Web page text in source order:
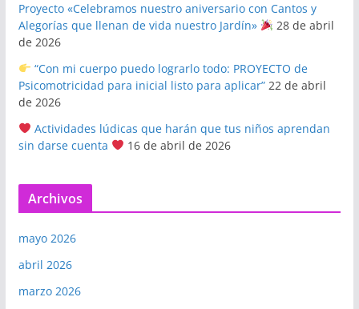
Proyecto «Celebramos nuestro aniversario con Cantos y
Alegorías que llenan de vida nuestro Jardín»
28 de abril
de 2026
“Con mi cuerpo puedo lograrlo todo: PROYECTO de
Psicomotricidad para inicial listo para aplicar” 22 de abril
de 2026
Actividades lúdicas que harán que tus niños aprendan
sin darse cuenta
16 de abril de 2026
Archivos
mayo 2026
abril 2026
marzo 2026